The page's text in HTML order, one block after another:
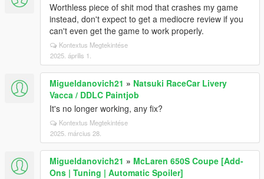
Worthless piece of shit mod that crashes my game
instead, don't expect to get a mediocre review if you
can't even get the game to work properly.
Kontextus Megtekintése
2025. április 1.
Migueldanovich21 » Natsuki RaceCar Livery
Vacca / DDLC Paintjob
It's no longer working, any fix?
Kontextus Megtekintése
2025. március 28.
Migueldanovich21 » McLaren 650S Coupe [Add-
Ons | Tuning | Automatic Spoiler]